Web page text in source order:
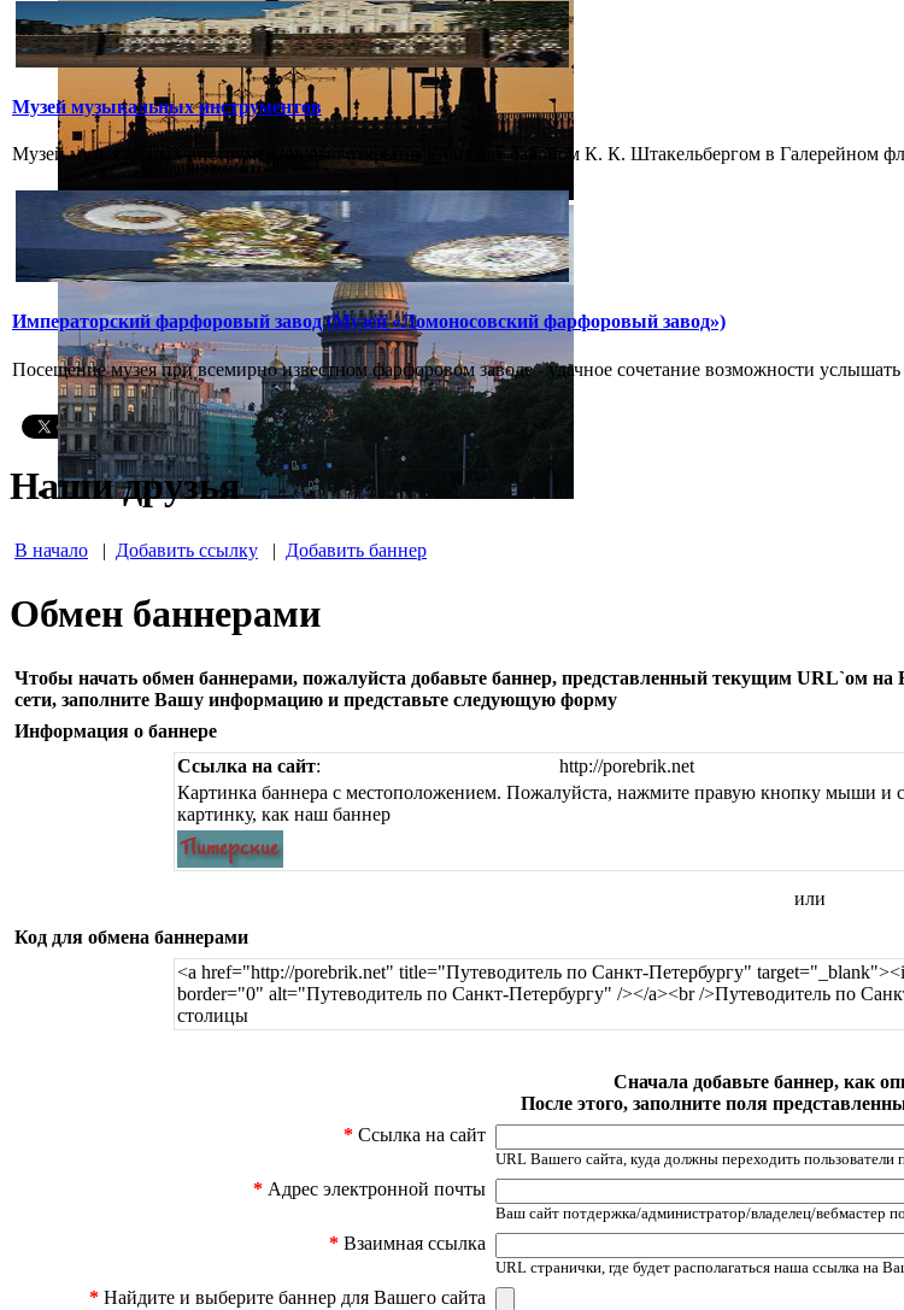
Музей музыкальных инструментов
Музей музыкальных инструментов был открыт в 1900 году бароном К. К. Штакельбергом в Галерейном
Императорский фарфоровый завод (Музей «Ломоносовский фарфоровый завод»)
Посещение музея при всемирно известном фарфоровом заводе - удачное сочетание возможности
Наши друзья
В начало | Добавить ссылку | Добавить баннер
Обмен баннерами
Чтобы начать обмен баннерами, пожалуйста добавьте баннер, представленный текущим URL`ом
сети, заполните Вашу информацию и представьте следующую форму
Информация о баннере
Ссылка на сайт:
http://porebrik.net
Картинка баннера с местоположением. Пожалуйста, нажмите правую кнопку мыши и
картинку, как наш баннер
или
Код для обмена баннерами
<a href="http://porebrik.net" title="Путеводитель по Санкт-Петербургу"
border="0" alt="Путеводитель по Санкт-Петербургу" /></a><br />Путеводитель по
столицы
Сначала добавьте баннер, как
После этого, заполните поля
* Ссылка на сайт
URL Вашего сайта, куда должны переходить
* Адрес электронной почты
Ваш сайт потдержка/администратор/владелец/вебмастер
* Взаимная ссылка
URL странички, где будет располагаться наша ссылка на
* Найдите и выберите баннер для Вашего сайта